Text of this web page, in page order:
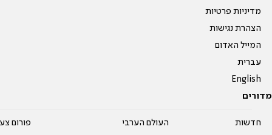
מדיניות פרטיות
הצהרת נגישות
המייל האדום
עברית
English
מדורים
חדשות
העולם הערבי
פורום